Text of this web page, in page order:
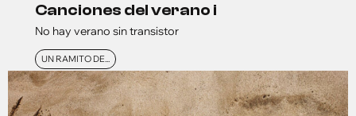
canciones del verano i
No hay verano sin transistor
UN RAMITO DE...